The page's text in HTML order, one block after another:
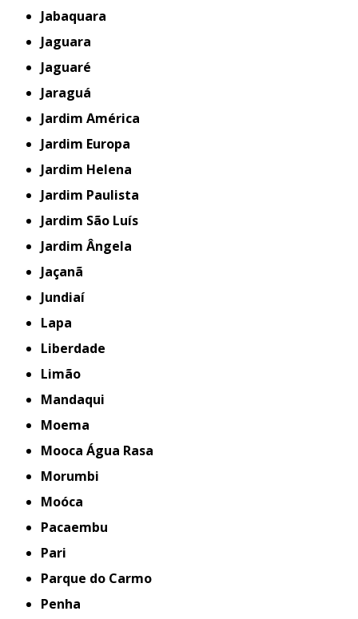
Jabaquara
Jaguara
Jaguaré
Jaraguá
Jardim América
Jardim Europa
Jardim Helena
Jardim Paulista
Jardim São Luís
Jardim Ângela
Jaçanã
Jundiaí
Lapa
Liberdade
Limão
Mandaqui
Moema
Mooca Água Rasa
Morumbi
Moóca
Pacaembu
Pari
Parque do Carmo
Penha